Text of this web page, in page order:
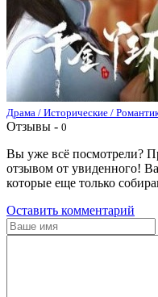
Драма / Исторические /
Отзывы - 0
Вы уже всё посмотрели?
отзывом от увиденного!
которые еще только
Оставить комментарий